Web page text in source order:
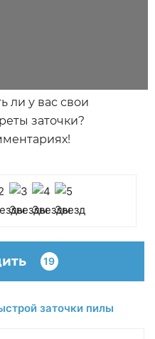
ли у вас свои
заточки?
19